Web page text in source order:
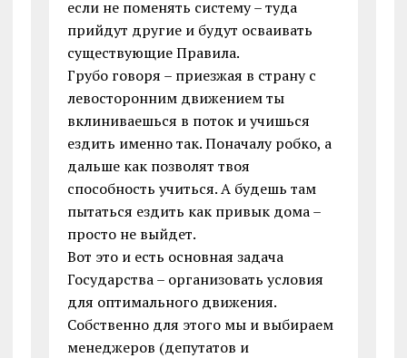
если не поменять систему – туда
прийдут другие и будут осваивать
существующие Правила.
Грубо говоря – приезжая в страну с
левосторонним движением ты
вклиниваешься в поток и учишься
ездить именно так. Поначалу робко, а
дальше как позволят твоя
способность учиться. А будешь там
пытаться ездить как привык дома –
просто не выйдет.
Вот это и есть основная задача
Государства – организовать условия
для оптимального движения.
Собственно для этого мы и выбираем
менеджеров (депутатов и